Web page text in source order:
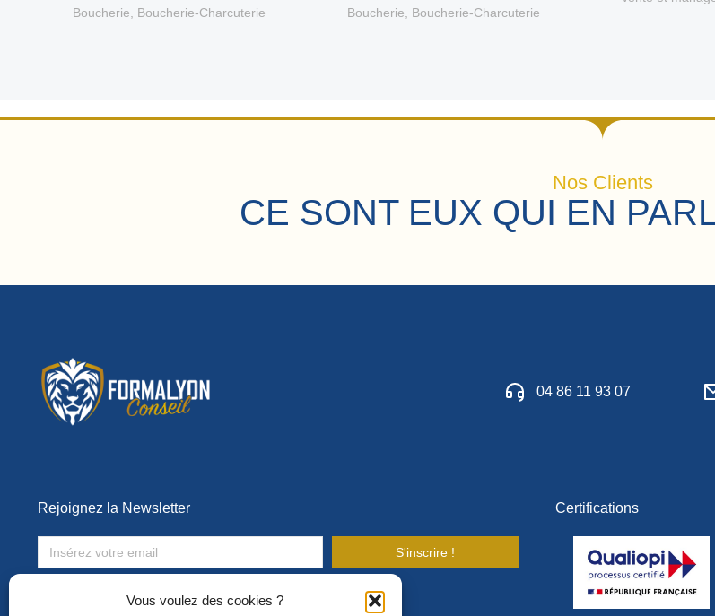
Vous voulez des cookies ?
Boucherie Boucherie-Charcuterie Boucherie Boucherie-Charcuterie
Nos Clients
CE SONT EUX QUI EN
04 86 11 93 07
Rejoignez la Newsletter
S'inscrire !
Toute l’actualité de la formation en entreprise !
Certifications